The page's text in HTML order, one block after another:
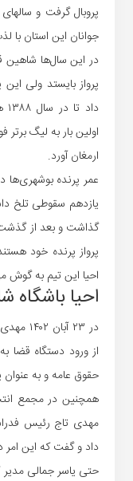
پروبال گرفت و
جوانان این استان با
در این سال‌ها شاهین
پرواز بایستد ولی
اولین بار به لیگ
ارمغان آورد.
عمر پرنده
یازدهم سقوطی تلخ
پرواز پرنده خود
احیا این تیم به گوش
احیا باشگاه
در ۲۳
از ورود دستگاه قضا
حقوق عامه و به
مهدی تاج رئیس
داد و گفت که این
حتی یاسر جمالی مدیر